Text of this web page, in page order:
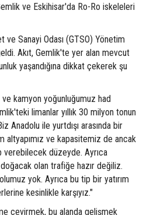
ve Eskihisar'da Ro-Ro iskeleleri
Sanayi Odası (GTSO) Yönetim
Akıt, Gemlik'te yer alan mevcut
yaşandığına dikkat çekerek şu
kamyon yoğunluğumuz had
limanlar yıllık 30 milyon tonun
Anadolu ile yurtdışı arasında bir
altyapımız ve kapasitemiz de ancak
verebilecek düzeyde. Ayrıca
olan trafiğe hazır değiliz.
yok. Ayrıca bu tip bir yatırım
kesinlikle karşıyız."
çevirmek, bu alanda gelişmek